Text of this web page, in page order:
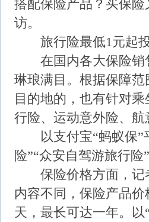
搭配保险产品？买保
访。
旅行险最低1元起
在国内各大保险销
琳琅满目。根据保障
目的地的，也有针对
行险、运动意外险、航
以支付宝“蚂蚁保”
险”“众安自驾游旅行
保险价格方面，记
内容不同，保险产品
天，最长可达一年。以